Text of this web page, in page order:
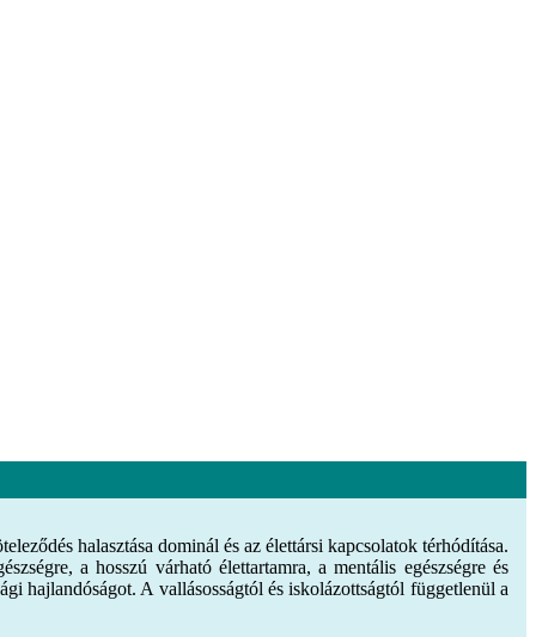
halasztása dominál és az élettársi kapcsolatok térhódítása.
a hosszú várható élettartamra, a mentális egészségre és
hajlandóságot. A vallásosságtól és iskolázottságtól függetlenül a